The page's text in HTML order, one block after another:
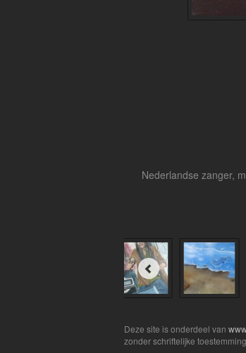
Nederlandse zanger,
Deze site is onderdeel van
zonder schriftelijke toestemming.